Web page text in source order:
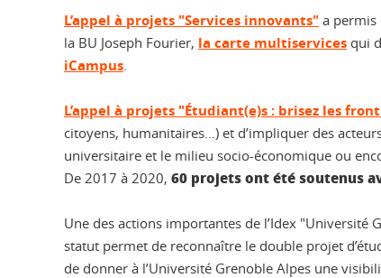
L’appel à projets "Services innovants" a permis
la BU Joseph Fourier, la carte multiservices qui
iCampus
L’appel à projets "Étudiant(e)s : brisez les
citoyens, humanitaires…) et d’impliquer des
universitaire et le milieu socio-économique ou
De 2017 à 2020, 60 projets ont été soutenus
Une des actions importantes de l’Idex "Université
statut permet de reconnaître le double projet
de donner à l’Université Grenoble Alpes une